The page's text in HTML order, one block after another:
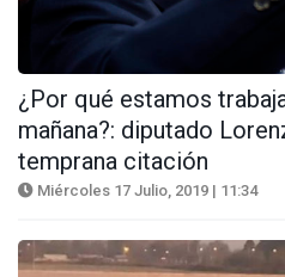
¿Por qué estamos
mañana?: diputado
temprana citación
Miércoles 17 Julio, 2019 | 11:34